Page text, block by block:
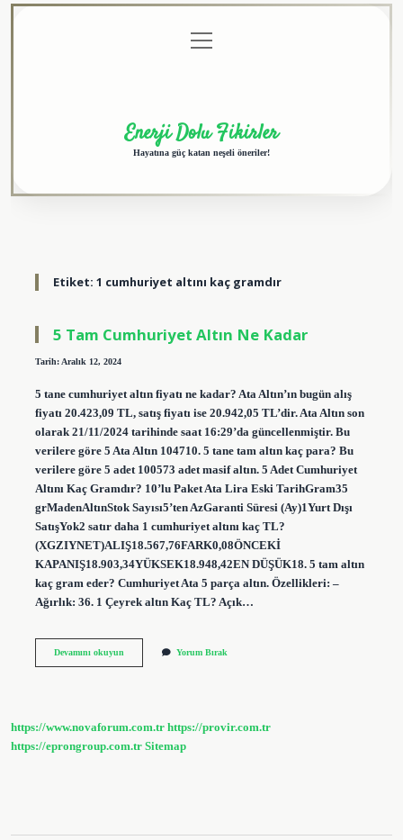
menüyü
aç
Enerji Dolu Fikirler
Hayatına güç katan neşeli öneriler!
Etiket: 1 cumhuriyet altını kaç gramdır
5 Tam Cumhuriyet Altın Ne Kadar
Tarih: Aralık 12, 2024
5 tane cumhuriyet altın fiyatı ne kadar? Ata Altın’ın bugün alış
fiyatı 20.423,09 TL, satış fiyatı ise 20.942,05 TL’dir. Ata Altın son
olarak 21/11/2024 tarihinde saat 16:29’da güncellenmiştir. Bu
verilere göre 5 Ata Altın 104710. 5 tane tam altın kaç para? Bu
verilere göre 5 adet 100573 adet masif altın. 5 Adet Cumhuriyet
Altını Kaç Gramdır? 10’lu Paket Ata Lira Eski TarihGram35
grMadenAltınStok Sayısı5’ten AzGaranti Süresi (Ay)1Yurt Dışı
SatışYok2 satır daha 1 cumhuriyet altını kaç TL?
(XGZIYNET)ALIŞ18.567,76FARK0,08ÖNCEKİ
KAPANIŞ18.903,34YÜKSEK18.948,42EN DÜŞÜK18. 5 tam altın
kaç gram eder? Cumhuriyet Ata 5 parça altın. Özellikleri: –
Ağırlık: 36. 1 Çeyrek altın Kaç TL? Açık…
Devamını okuyun5
Yorum Bırak
https://www.novaforum.com.tr https://provir.com.tr
https://eprongroup.com.tr Sitemap